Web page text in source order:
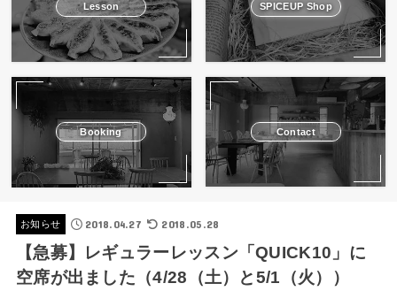
Lesson SPICEUP Shop
Booking Contact
お知らせ 2018.04.27 2018.05.28
【急募】レギュラーレッスン「QUICK10」に
空席が出ました（4/28（土）と5/1（火））